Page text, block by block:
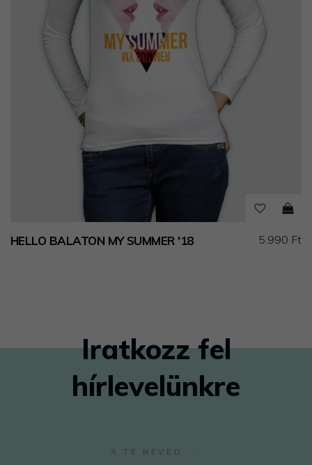
HELLO BALATON MY SUMMER '18 5.990 Ft
Iratkozz fel
hírlevelünkre